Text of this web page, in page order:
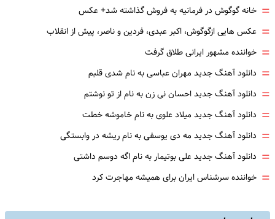
= خانه گوگوش در فرمانیه به فروش گذاشته شد+ عکس
= عکس هایی ازگوگوش، اکبر عبدی، فردین و ناصر، پیش از انقلاب
= خواننده مشهور ایرانی طلاق گرفت
= دانلود آهنگ جدید مهران عباسی به نام شدی قلبم
= دانلود آهنگ جدید احسان نی زن به نام از تو نوشتم
= دانلود آهنگ جدید میلاد علوی به نام خاموشه خطت
= دانلود آهنگ جدید مه دی یوسفی به نام ریشه در وابستگی
= دانلود آهنگ جدید علی بوتیمار به نام اگه دوسم داشتی
= خواننده سرشناس ایران برای همیشه مهاجرت کرد